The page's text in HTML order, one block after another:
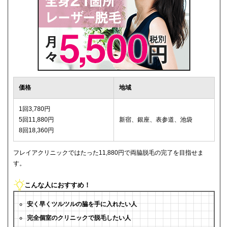
価格 地域
1回3,780円
5回11,880円
8回18,360円
新宿、銀座、表参道、池袋
フレイアクリニックではたった11,880円で両脇脱毛の完了を目指せま
す。
こんな人におすすめ！
安く早くツルツルの脇を手に入れたい人
完全個室のクリニックで脱毛したい人